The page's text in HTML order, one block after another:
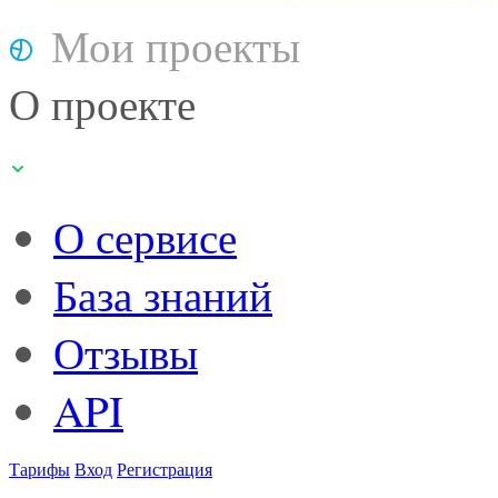
Мои проекты
О проекте
О сервисе
База знаний
Отзывы
API
ТарифыВходРегистрация